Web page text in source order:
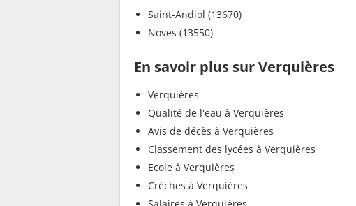
Saint-Andiol (13670)
Noves (13550)
En savoir plus sur Verquières
Verquières
Qualité de l'eau à Verquières
Avis de décès à Verquières
Classement des lycées à Verquières
Ecole à Verquières
Crèches à Verquières